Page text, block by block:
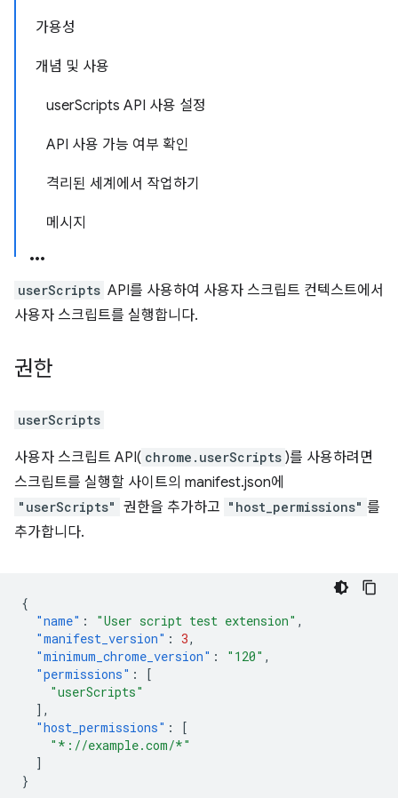
가용성
개념 및 사용
userScripts API 사용 설정
API 사용 가능 여부 확인
격리된 세계에서 작업하기
메시지
userScripts API를 사용하여 사용자 스크립트 컨텍스트에서
사용자 스크립트를 실행합니다.
권한
userScripts
사용자 스크립트 API( chrome.userScripts )를 사용하려면
스크립트를 실행할 사이트의 manifest.json에
"userScripts" 권한을 추가하고 "host_permissions" 를
추가합니다.
{
"name" : "User script test extension" ,
"manifest_version" : 3,
"minimum_chrome_version" : "120" ,
"permissions" :
[
"userScripts"
],
"host_permissions" :
[
"*://example.com/*"
]
}